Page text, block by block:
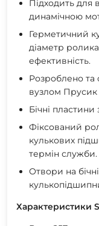
Підходить для
динамічною
Герметичний
діаметр
ефективність.
Розроблено та
вузлом Прусик
Бічні
Фіксований
кулькових
термін служби.
Отвори на
Характеристики